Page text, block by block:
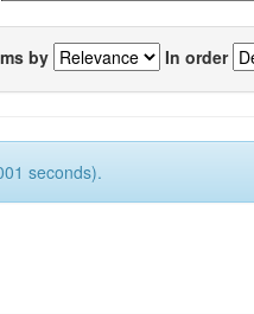
by In order
seconds).